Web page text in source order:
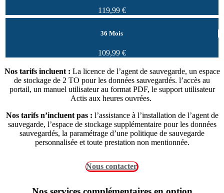
119,99 €
36 Mois
109,99 €
Nos tarifs incluent : La licence de l’agent de sauvegarde, un espace
de stockage de 2 TO pour les données sauvegardés. l’accès au
portail, un manuel utilisateur au format PDF, le support utilisateur
Actis aux heures ouvrées.
Nos tarifs n’incluent pas : l’assistance à l’installation de l’agent de
sauvegarde, l’espace de stockage supplémentaire pour les données
sauvegardés, la paramétrage d’une politique de sauvegarde
personnalisée et toute prestation non mentionnée.
Nous contacter